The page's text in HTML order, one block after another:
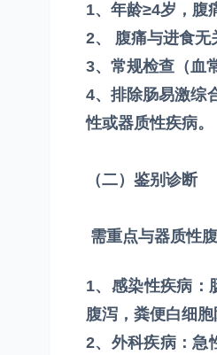
1、年龄≥4岁，腹
2、 腹痛与进食无
3、常规检查（血
4、排除肠易激综
性或器质性疾病。
（二）鉴别诊断
需重点与器质性
1、感染性疾病：
腹泻，粪便白细胞
2、外科疾病：急